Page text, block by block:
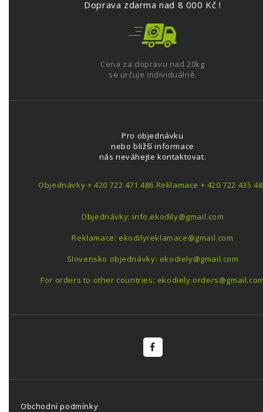
Doprava zdarma nad 8 000 Kč !
Cena za dopravu nad 20kg
se určuje individuálně.
Pro objednávku
nebo bližší informace
nás neváhejte kontaktovat.
Objednávky + 420 722 471 486 Reklamace + 420 722 435
Objednávky: info.ekodily@gmail.com
Reklamace: ekodilyreklamace@gmail.com
Slovensko objednávky: ekodiely@gmail.com
For orders to other countries:
Obchodní podmínky